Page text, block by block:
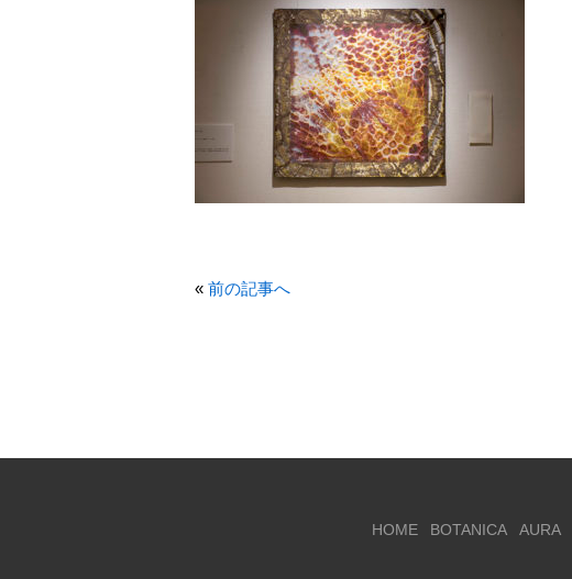
« 前の記事へ
HOME BOTANICA AURA